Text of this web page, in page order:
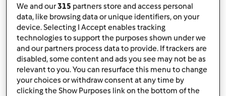
alterado: 11.02.2020
Adicionar às minhas coleções
Partilhar receita
Criar uma variante
We and our315 partners store and access personal
data, like browsing data or unique identifiers, on your
device. Selecting I Accept enables tracking
technologies to support the purposes shown under we
and our partners process data to provide. If trackers are
disabled, some content and ads you see may not be as
relevant to you. You can resurface this menu to change
your choices or withdraw consent at any time by
clicking the Show Purposes link on the bottom of the